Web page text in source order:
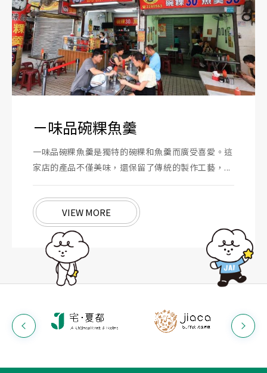
ㄧ味品碗粿魚羹
一味品碗粿魚羹是獨特的碗粿和魚羹而廣受喜愛。這
家店的產品不僅美味，還保留了傳統的製作工藝，...
VIEW MORE